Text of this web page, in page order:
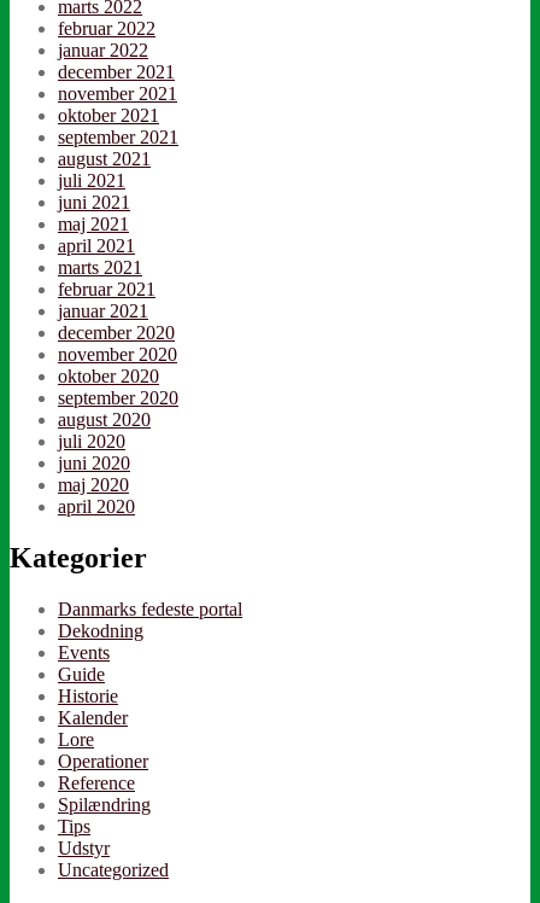
marts 2022
februar 2022
januar 2022
december 2021
november 2021
oktober 2021
september 2021
august 2021
juli 2021
juni 2021
maj 2021
april 2021
marts 2021
februar 2021
januar 2021
december 2020
november 2020
oktober 2020
september 2020
august 2020
juli 2020
juni 2020
maj 2020
april 2020
Kategorier
Danmarks fedeste portal
Dekodning
Events
Guide
Historie
Kalender
Lore
Operationer
Reference
Spilændring
Tips
Udstyr
Uncategorized